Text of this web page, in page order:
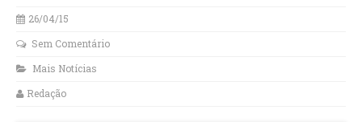
26/04/15
Sem Comentário
Mais Notícias
Redação